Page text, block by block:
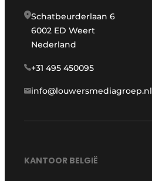
Schatbeurderlaan 6
6002 ED Weert
Nederland
+31 495 450095
info@louwersmediagroep.nl
KANTOOR BELGIË